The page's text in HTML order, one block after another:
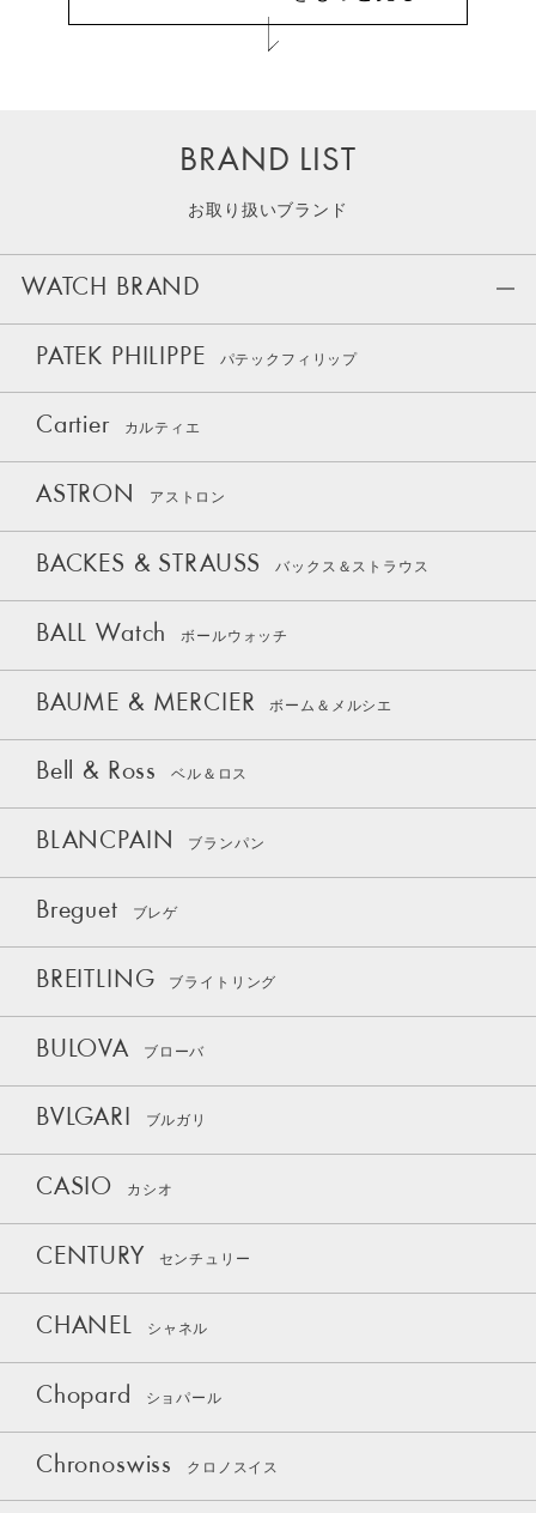
BRAND LIST
お取り扱いブランド
WATCH BRAND
PATEK PHILIPPE パテックフィリップ
Cartier カルティエ
ASTRON アストロン
BACKES & STRAUSS バックス＆ストラウス
BALL Watch ボールウォッチ
BAUME & MERCIER ボーム＆メルシエ
Bell & Ross ベル＆ロス
BLANCPAIN ブランパン
Breguet ブレゲ
BREITLING ブライトリング
BULOVA ブローバ
BVLGARI ブルガリ
CASIO カシオ
CENTURY センチュリー
CHANEL シャネル
Chopard ショパール
Chronoswiss クロノスイス